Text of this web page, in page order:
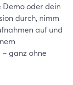
Demo oder dein
durch, nimm
auf und
ganz ohne